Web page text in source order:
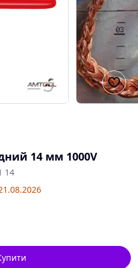
14 мм 1000V
14